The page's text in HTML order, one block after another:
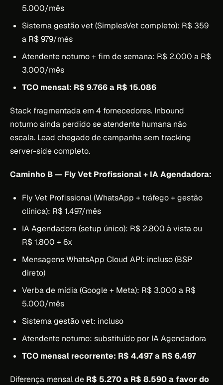
5.000/mês
Sistema gestão vet (SimplesVet completo): R$ 359
a R$ 979/mês
Atendente noturno + fim de semana: R$ 2.000 a R$
3.000/mês
TCO mensal: R$ 9.766 a R$ 15.086
Stack fragmentada em 4 fornecedores. Inbound
noturno ainda perdido se atendente humana não
escala. Lead chegado de campanha sem tracking
server-side completo.
Caminho B — Fly Vet Profissional + IA Agendadora:
Fly Vet Profissional (WhatsApp + tráfego + gestão
clínica): R$ 1.497/mês
IA Agendadora (setup único): R$ 2.800 à vista ou
R$ 1.800 + 6x
Mensagens WhatsApp Cloud API: incluso (BSP
direto)
Verba de mídia (Google + Meta): R$ 3.000 a R$
5.000/mês
Sistema gestão vet: incluso
Atendente noturno: substituído por IA Agendadora
TCO mensal recorrente: R$ 4.497 a R$ 6.497
Diferença mensal de R$ 5.270 a R$ 8.590 a favor do